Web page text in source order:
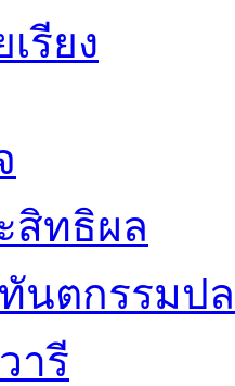
รียง
สิทธิผล
นตกรรมป
ารี